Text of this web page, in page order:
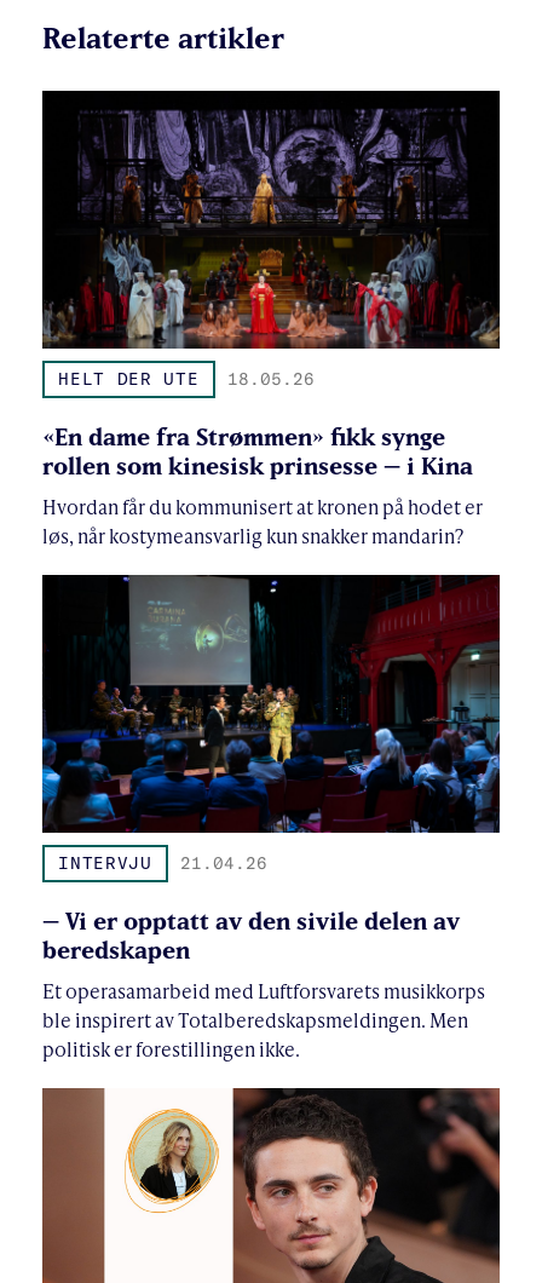
Relaterte artikler
HELT DER UTE 18.05.26
«En dame fra Strømmen» fikk synge
rollen som kinesisk prinsesse – i Kina
Hvordan får du kommunisert at kronen på hodet er
løs, når kostymeansvarlig kun snakker mandarin?
INTERVJU 21.04.26
– Vi er opptatt av den sivile delen av
beredskapen
Et operasamarbeid med Luftforsvarets musikkorps
ble inspirert av Totalberedskapsmeldingen. Men
politisk er forestillingen ikke.